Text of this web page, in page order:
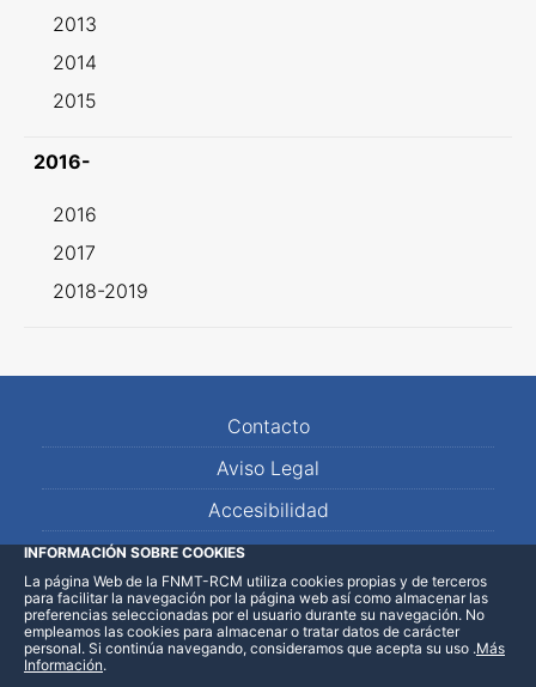
2013
2014
2015
2016-
2016
2017
2018-2019
Contacto
Aviso Legal
Accesibilidad
Mapa Web
INFORMACIÓN SOBRE COOKIES
La página Web de la FNMT-RCM utiliza cookies propias y de terceros
para facilitar la navegación por la página web así como almacenar las
preferencias seleccionadas por el usuario durante su navegación. No
empleamos las cookies para almacenar o tratar datos de carácter
personal. Si continúa navegando, consideramos que acepta su uso .Más
Información.